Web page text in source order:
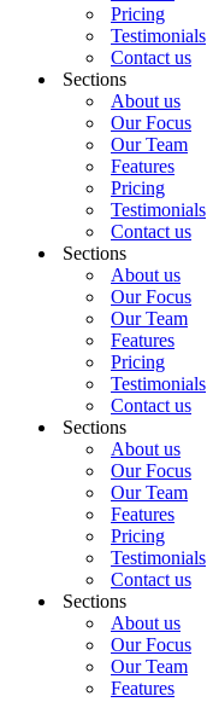
Pricing
Testimonials
Contact us
Sections
About us
Our Focus
Our Team
Features
Pricing
Testimonials
Contact us
Sections
About us
Our Focus
Our Team
Features
Pricing
Testimonials
Contact us
Sections
About us
Our Focus
Our Team
Features
Pricing
Testimonials
Contact us
Sections
About us
Our Focus
Our Team
Features